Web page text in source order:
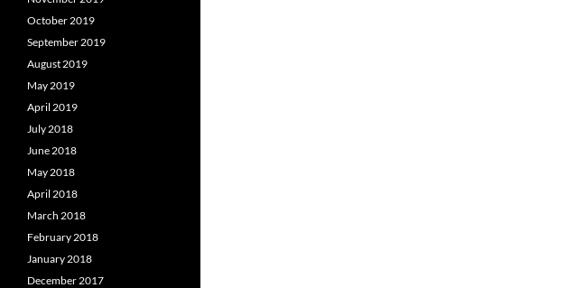
October 2019
September 2019
August 2019
May 2019
April 2019
July 2018
June 2018
May 2018
April 2018
March 2018
February 2018
January 2018
December 2017